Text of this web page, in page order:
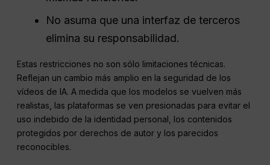
No asuma que una interfaz de terceros
elimina su responsabilidad.
Estas restricciones no son sólo limitaciones técnicas.
Reflejan un cambio más amplio en la seguridad de los
vídeos de IA. A medida que los modelos se vuelven más
realistas, las plataformas se ven presionadas para evitar el
uso indebido de la identidad personal, los contenidos
protegidos por derechos de autor y los parecidos
reconocibles.